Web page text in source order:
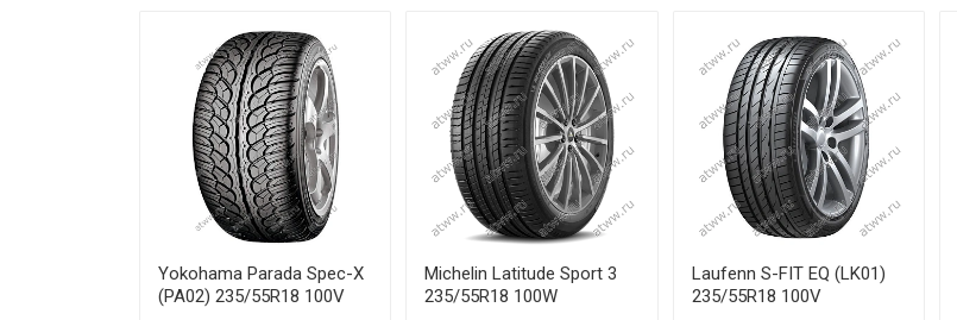
Yokohama Parada Spec-X
(PA02) 235/55R18 100V
Michelin Latitude Sport 3
235/55R18 100W
Laufenn S-FIT EQ (LK01)
235/55R18 100V